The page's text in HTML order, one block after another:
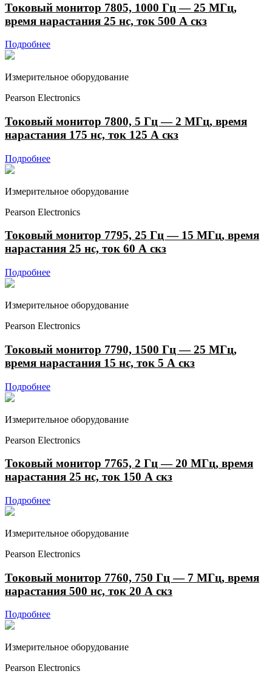
Токовый монитор 7805, 1000 Гц — 25 МГц,
время нарастания 25 нс, ток 500 А скз
Подробнее
Измерительное оборудование
Pearson Electronics
Токовый монитор 7800, 5 Гц — 2 МГц, время
нарастания 175 нс, ток 125 А скз
Подробнее
Измерительное оборудование
Pearson Electronics
Токовый монитор 7795, 25 Гц — 15 МГц, время
нарастания 25 нс, ток 60 А скз
Подробнее
Измерительное оборудование
Pearson Electronics
Токовый монитор 7790, 1500 Гц — 25 МГц,
время нарастания 15 нс, ток 5 А скз
Подробнее
Измерительное оборудование
Pearson Electronics
Токовый монитор 7765, 2 Гц — 20 МГц, время
нарастания 25 нс, ток 150 А скз
Подробнее
Измерительное оборудование
Pearson Electronics
Токовый монитор 7760, 750 Гц — 7 МГц, время
нарастания 500 нс, ток 20 А скз
Подробнее
Измерительное оборудование
Pearson Electronics